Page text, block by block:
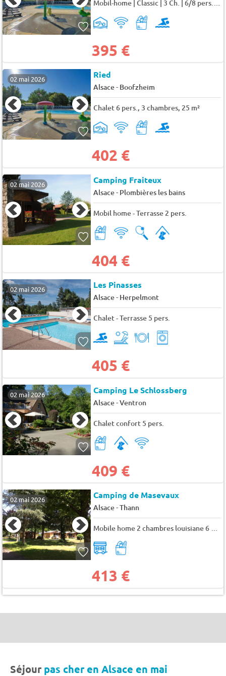
395 €
02 mai 2026 Ried
Alsace- Boofzheim
Chalet 6 pers., 3 chambres, 25 m²
402 €
02 mai 2026 Camping Fraiteux
Alsace- Plombières les bains
Mobil home - Terrasse 2 pers.
404 €
02 mai 2026 Les Pinasses
Alsace- Herpelmont
Chalet - Terrasse 5 pers.
405 €
02 mai 2026 Camping Le Schlossberg
Alsace-Ventron
Chalet confort 5 pers.
409 €
02 mai 2026 Camping de Masevaux
Alsace-Thann
Mobile home 2 chambres louisiane 6 pers.
413 €
Séjour pas cher en Alsace en mai